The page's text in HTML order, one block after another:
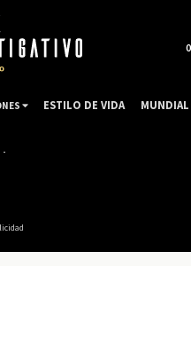
ESTILO DE VIDA